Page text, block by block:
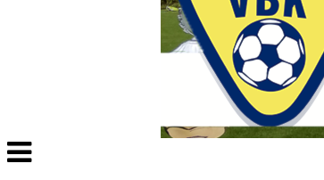
Veksle
navigasjon